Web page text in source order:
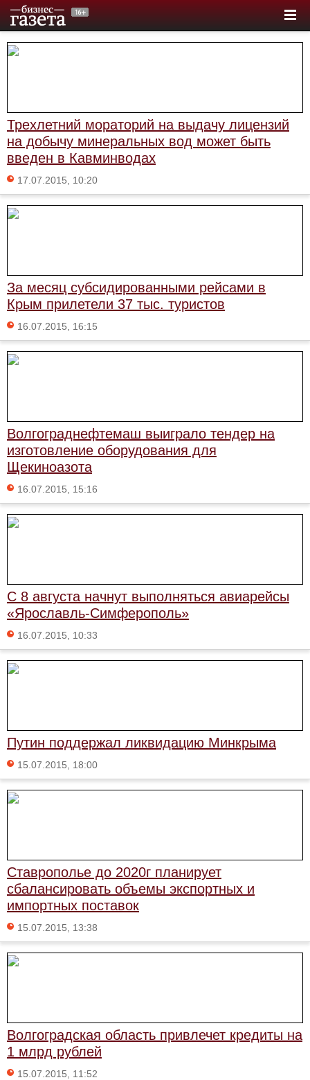
Трехлетний мораторий на выдачу лицензий
на добычу минеральных вод может быть
введен в Кавминводах
17.07.2015, 10:20
За месяц субсидированными рейсами в
Крым прилетели 37 тыс. туристов
16.07.2015, 16:15
Волгограднефтемаш выиграло тендер на
изготовление оборудования для
Щекиноазота
16.07.2015, 15:16
С 8 августа начнут выполняться авиарейсы
«Ярославль-Симферополь»
16.07.2015, 10:33
Путин поддержал ликвидацию Минкрыма
15.07.2015, 18:00
Ставрополье до 2020г планирует
сбалансировать объемы экспортных и
импортных поставок
15.07.2015, 13:38
Волгоградская область привлечет кредиты на
1 млрд рублей
15.07.2015, 11:52